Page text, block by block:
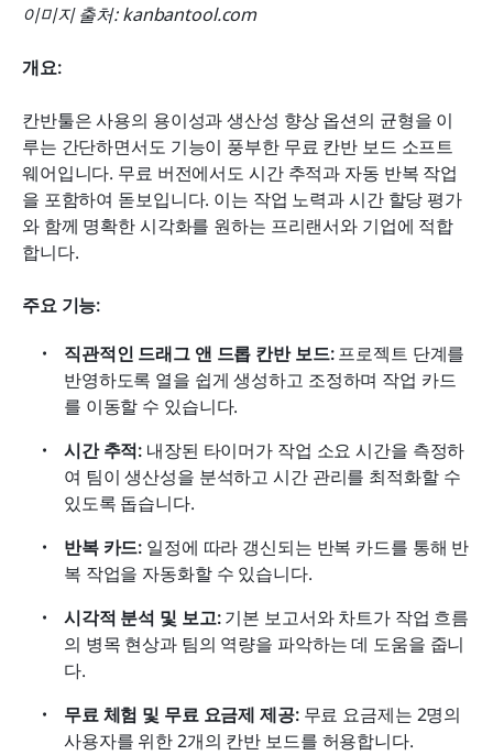
이미지 출처: kanbantool.com
개요:
칸반툴은 사용의 용이성과 생산성 향상 옵션의 균형을 이
루는 간단하면서도 기능이 풍부한 무료 칸반 보드 소프트
웨어입니다. 무료 버전에서도 시간 추적과 자동 반복 작업
을 포함하여 돋보입니다. 이는 작업 노력과 시간 할당 평가
와 함께 명확한 시각화를 원하는 프리랜서와 기업에 적합
합니다.
주요 기능:
직관적인 드래그 앤 드롭 칸반 보드: 프로젝트 단계를
반영하도록 열을 쉽게 생성하고 조정하며 작업 카드
를 이동할 수 있습니다.
시간 추적: 내장된 타이머가 작업 소요 시간을 측정하
여 팀이 생산성을 분석하고 시간 관리를 최적화할 수
있도록 돕습니다.
반복 카드: 일정에 따라 갱신되는 반복 카드를 통해 반
복 작업을 자동화할 수 있습니다.
시각적 분석 및 보고: 기본 보고서와 차트가 작업 흐름
의 병목 현상과 팀의 역량을 파악하는 데 도움을 줍니
다.
무료 체험 및 무료 요금제 제공: 무료 요금제는 2명의
사용자를 위한 2개의 칸반 보드를 허용합니다.